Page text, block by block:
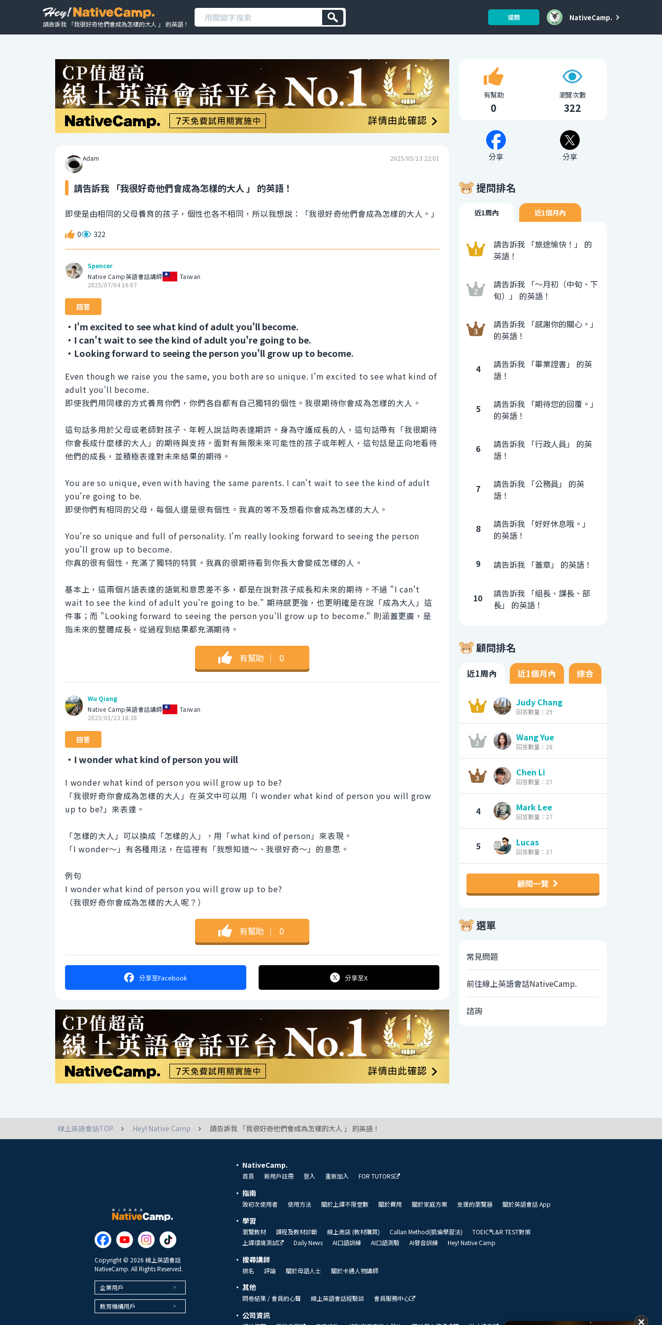
請告訴我 「我很好奇他們會成為怎樣的大人 」 的英語！
提問 NativeCamp.
Adam 2025/05/13 22:01
請告訴我 「我很好奇他們會成為怎樣的大人 」 的英語！
即使是由相同的父母養育的孩子，個性也各不相同，所以我想說：「我很好奇他們會成為怎樣的大人。」
0 322
Spencer
Native Camp英語會話講師
Taiwan
2025/07/04 16:07
回答
・I'm excited to see what kind of adult you'll become.
・I can't wait to see the kind of adult you're going to be.
・Looking forward to seeing the person you'll grow up to become.
Even though we raise you the same, you both are so unique. I'm excited to see what kind of
adult you'll become.
即使我們用同樣的方式養育你們，你們各自都有自己獨特的個性。我很期待你會成為怎樣的大人。
這句話多用於父母或老師對孩子、年輕人說話時表達期許。身為守護成長的人，這句話帶有「我很期待
你會長成什麼樣的大人」的期待與支持。面對有無限未來可能性的孩子或年輕人，這句話是正向地看待
他們的成長，並積極表達對未來結果的期待。
You are so unique, even with having the same parents. I can't wait to see the kind of adult
you're going to be.
即使你們有相同的父母，每個人還是很有個性。我真的等不及想看你會成為怎樣的大人。
You're so unique and full of personality. I'm really looking forward to seeing the person
you'll grow up to become.
你真的很有個性，充滿了獨特的特質。我真的很期待看到你長大會變成怎樣的人。
基本上，這兩個片語表達的語氣和意思差不多，都是在說對孩子成長和未來的期待。不過 "I can't
wait to see the kind of adult you're going to be." 期待感更強，也更明確是在說「成為大人」這
件事；而 "Looking forward to seeing the person you'll grow up to become." 則涵蓋更廣，是
指未來的整體成長，從過程到結果都充滿期待。
有幫助 ｜ 0
Wu Qiang
Native Camp英語會話講師
Taiwan
2025/05/23 18:38
回答
・I wonder what kind of person you will
I wonder what kind of person you will grow up to be?
「我很好奇你會成為怎樣的大人」在英文中可以用「I wonder what kind of person you will grow
up to be?」來表達。
「怎樣的大人」可以換成「怎樣的人」，用「what kind of person」來表現。
「I wonder～」有各種用法，在這裡有「我想知道～、我很好奇～」的意思。
例句
I wonder what kind of person you will grow up to be?
（我很好奇你會成為怎樣的大人呢？）
有幫助 ｜ 0
分享至Facebook 分享至X
有幫助
0
瀏覽次數
322
分享 分享
提問排名
近1周內 近1個月內
請告訴我 「旅途愉快！」 的
英語！
請告訴我 「〜月初（中旬、下
旬）」 的英語！
請告訴我 「感謝你的關心。」
的英語！
4
請告訴我 「畢業證書」 的英
語！
5
請告訴我 「期待您的回覆。」
的英語！
6
請告訴我 「行政人員」 的英
語！
7
請告訴我 「公務員」 的英
語！
8
請告訴我 「好好休息哦。」
的英語！
9 請告訴我 「蓋章」 的英語！
10
請告訴我 「組長、課長、部
長」 的英語！
顧問排名
近1周內 近1個月內 綜合
Judy Chang
回答數量：29
Wang Yue
回答數量：28
Chen Li
回答數量：27
4 Mark Lee
回答數量：27
5 Lucas
回答數量：27
顧問一覽
選單
常見問題
前往線上英語會話NativeCamp.
諮詢
線上英語會話TOP Hey! Native Camp 請告訴我 「我很好奇他們會成為怎樣的大人 」 的英語！
Copyright © 2026 線上英語會話
NativeCamp. All Rights Reserved.
企業用戶
教育機構用戶
NativeCamp.
首頁 新用戶註冊 登入 重新加入 FOR TUTORS
指南
致初次使用者 使用方法 關於上課不限堂數 關於費用 關於家庭方案 支援的瀏覽器 關於英語會話 App
學習
瀏覽教材 課程及教材診斷 線上商店 (教材購買) Callan Method(凱倫學習法)
TOEIC®L&R TEST對策
上課環境測試
Daily News AI口語訓練 AI口語測驗 AI發音訓練 Hey! Native Camp
搜尋講師
排名 評論 關於母語人士 關於卡通人物講師
其他
問卷結果 / 會員的心聲 線上英語會話經驗談 會員服務中心
公司資訊